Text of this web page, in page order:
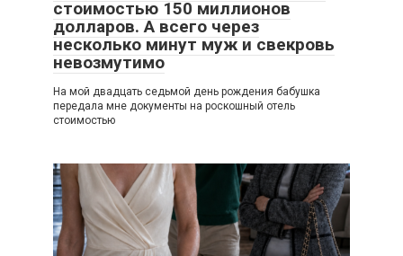
стоимостью 150 миллионов
долларов. А всего через
несколько минут муж и свекровь
невозмутимо
На мой двадцать седьмой день рождения бабушка
передала мне документы на роскошный отель
стоимостью